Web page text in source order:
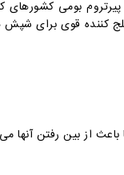
بومی کشورهای
کننده قوی برای
از بین رفتن آنها